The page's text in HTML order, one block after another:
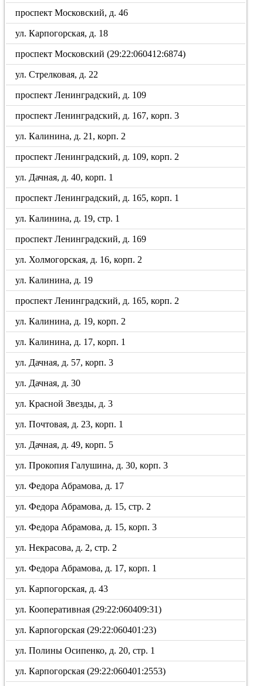
проспект Московский, д. 46
ул. Карпогорская, д. 18
проспект Московский (29:22:060412:6874)
ул. Стрелковая, д. 22
проспект Ленинградский, д. 109
проспект Ленинградский, д. 167, корп. 3
ул. Калинина, д. 21, корп. 2
проспект Ленинградский, д. 109, корп. 2
ул. Дачная, д. 40, корп. 1
проспект Ленинградский, д. 165, корп. 1
ул. Калинина, д. 19, стр. 1
проспект Ленинградский, д. 169
ул. Холмогорская, д. 16, корп. 2
ул. Калинина, д. 19
проспект Ленинградский, д. 165, корп. 2
ул. Калинина, д. 19, корп. 2
ул. Калинина, д. 17, корп. 1
ул. Дачная, д. 57, корп. 3
ул. Дачная, д. 30
ул. Красной Звезды, д. 3
ул. Почтовая, д. 23, корп. 1
ул. Дачная, д. 49, корп. 5
ул. Прокопия Галушина, д. 30, корп. 3
ул. Федора Абрамова, д. 17
ул. Федора Абрамова, д. 15, стр. 2
ул. Федора Абрамова, д. 15, корп. 3
ул. Некрасова, д. 2, стр. 2
ул. Федора Абрамова, д. 17, корп. 1
ул. Карпогорская, д. 43
ул. Кооперативная (29:22:060409:31)
ул. Карпогорская (29:22:060401:23)
ул. Полины Осипенко, д. 20, стр. 1
ул. Карпогорская (29:22:060401:2553)